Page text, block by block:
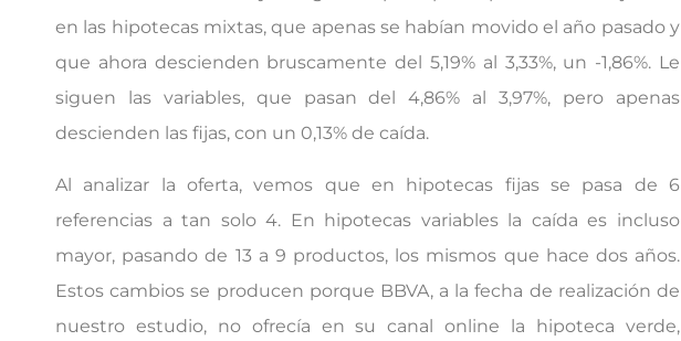
en las hipotecas mixtas, que apenas se habían movido el año pasado y
que ahora descienden bruscamente del 5,19% al 3,33%, un -1,86%. Le
siguen las variables, que pasan del 4,86% al 3,97%, pero apenas
descienden las fijas, con un 0,13% de caída.
Al analizar la oferta, vemos que en hipotecas fijas se pasa de 6
referencias a tan solo 4. En hipotecas variables la caída es incluso
mayor, pasando de 13 a 9 productos, los mismos que hace dos años.
Estos cambios se producen porque BBVA, a la fecha de realización de
nuestro estudio, no ofrecía en su canal online la hipoteca verde,